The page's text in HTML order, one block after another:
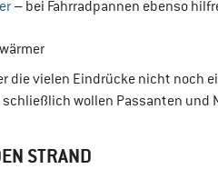
– bei Fahrradpannen ebenso
die vielen Eindrücke nicht noch
wollen Passanten und
STRAND